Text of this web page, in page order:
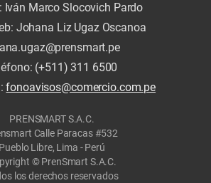
Iván Marco Slocovich Pardo
Johana Liz Ugaz Oscanoa
(+511) 311 6500
fonoavisos@comercio.com.pe
PRENSMART S.A.C.
Calle Paracas #532
Pueblo Libre, Lima - Perú
© PrenSmart S.A.C.
los derechos reservados